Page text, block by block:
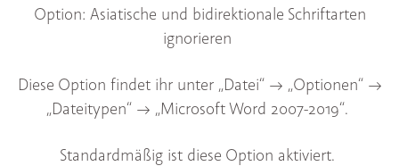
Option: Asiatische und bidirektionale Schriftarten
ignorieren
Diese Option findet ihr unter „Datei“ --> „Optionen“ -->
„Dateitypen“ --> „Microsoft Word 2007-2019“.
Standardmäßig ist diese Option aktiviert.